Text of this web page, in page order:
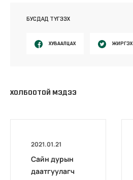
БУСДАД ТҮГЭЭХ
ХУВААЛЦАХ ЖИРГЭХ
ХОЛБООТОЙ МЭДЭЭ
2021.01.21
Сайн дурын
даатгуулагч